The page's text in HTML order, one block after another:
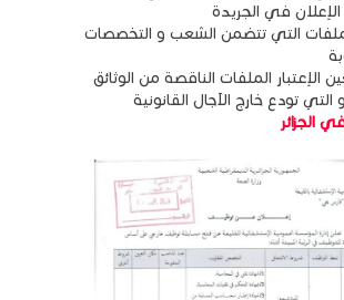
في الجريدة
التي تتضمن الشعب و التخصصات
الإعتبار الملفات الناقصة من الوثائق
التي تودع خارج الآجال القانونية
الجزائر